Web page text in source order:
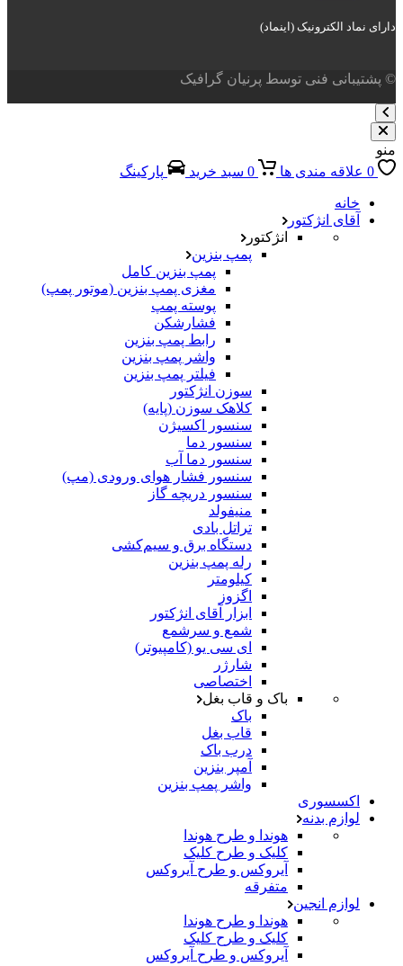
دارای نماد الکترونیک (اینماد)
© پشتیبانی فنی توسط پرنیان گرافیک
منو
0 علاقه مندی ها 0 سبد خرید پارکینگ
خانه
آقای انژکتور
انژکتور
پمپ بنزین
پمپ بنزین کامل
مغزی پمپ بنزین (موتور پمپ)
پوسته پمپ
فشارشکن
رابط پمپ بنزین
واشر پمپ بنزین
فیلتر پمپ بنزین
سوزن انژکتور
کلاهک سوزن (پایه)
سنسور اکسیژن
سنسور دما
سنسور دما آب
سنسور فشار هوای ورودی (مپ)
سنسور دریچه گاز
منیفولد
تراتل بادی
دستگاه برق و سیم‌کشی
رله پمپ بنزین
کیلومتر
اگزوز
ابزار آقای انژکتور
شمع و سرشمع
ای سی یو (کامپیوتر)
شارژر
اختصاصی
باک و قاب بغل
باک
قاب بغل
درب باک
آمپر بنزین
واشر پمپ بنزین
اکسسوری
لوازم بدنه
هوندا و طرح هوندا
کلیک و طرح کلیک
آیروکس و طرح آیروکس
متفرقه
لوازم انجین
هوندا و طرح هوندا
کلیک و طرح کلیک
آیروکس و طرح آیروکس